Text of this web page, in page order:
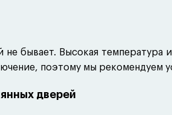
золото матовое
бывает. Высокая
поэтому мы рекомендуем
дверей